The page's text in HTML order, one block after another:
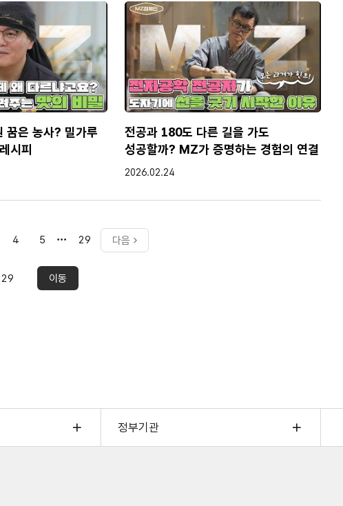
았어요. 이럴 줄 알았어요. 그랬다고 하더라고요.
아요.
은
는 허락을 합니다.
롬프트를 가지고 저는 평가를 합니다.
결과물 자체가 아니고 그 결과물을 만들어 내는데 필요한
나 잘 만들고 또 다른 사람들하고 어느 정도 차별화가 있는가.
많은 영향을 미치고 있고 또 고용 서비스를 질 제고를 하는데
요.
는지를 입력을 하면 그와 관련해서 내가 노동 시장에서 어떤
용 커리어 맵 로드맵이라고 생각을 해 주시면 될 거 같습니다.
우직한 청년입니다. 직무 변화 속도가 너무 빠른데 당장
가지만 꼽아 주신다면요?
꿈은 농사? 밀가루
시피
전공과 180도 다른 길을 가도
성공할까? MZ가 증명하는 경험의 연결
작성일
2026.02.24
4 5
마지막으로
29 다음
할
이동
정부기관